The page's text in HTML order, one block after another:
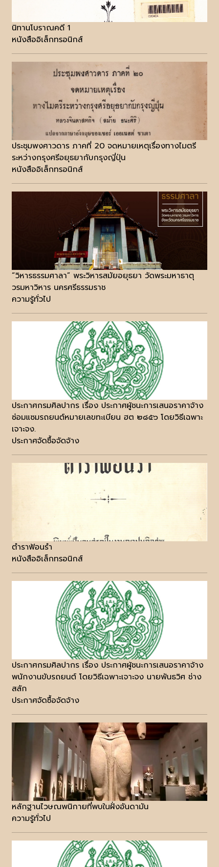
นิทานโบราณคดี 1
หนังสืออิเล็กทรอนิกส์
ประชุมพงศาวดาร ภาคที่ 20 จดหมายเหตุเรื่องทางไมตรี
ระหว่างกรุงศรีอยุธยากับกรุงญี่ปุ่น
หนังสืออิเล็กทรอนิกส์
“วิหารธรรมศาลา” พระวิหารสมัยอยุธยา วัดพระมหาธาตุ
วรมหาวิหาร นครศรีธรรมราช
ความรู้ทั่วไป
ประกาศกรมศิลปากร เรื่อง ประกาศผู้ชนะการเสนอราคาจ้าง
ซ่อมแซมรถยนต์หมายเลขทะเบียน ฮต ๒๘๕๖ โดยวิธีเฉพาะ
เจาะจง.
ประกาศจัดซื้อจัดจ้าง
ตำราฟ้อนรำ
หนังสืออิเล็กทรอนิกส์
ประกาศกรมศิลปากร เรื่อง ประกาศผู้ชนะการเสนอราคาจ้าง
พนักงานขับรถยนต์ โดยวิธีเฉพาะเจาะจง นายพันธวิศ ช่าง
สลัก
ประกาศจัดซื้อจัดจ้าง
หลักฐานไวษณพนิกายที่พบในฝั่งอันดามัน
ความรู้ทั่วไป